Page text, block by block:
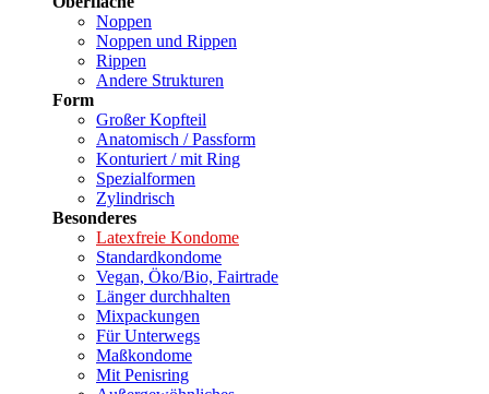
Noppen
Noppen und Rippen
Rippen
Andere Strukturen
Form
Großer Kopfteil
Anatomisch / Passform
Konturiert / mit Ring
Spezialformen
Zylindrisch
Besonderes
Latexfreie Kondome
Standardkondome
Vegan, Öko/Bio, Fairtrade
Länger durchhalten
Mixpackungen
Für Unterwegs
Maßkondome
Mit Penisring